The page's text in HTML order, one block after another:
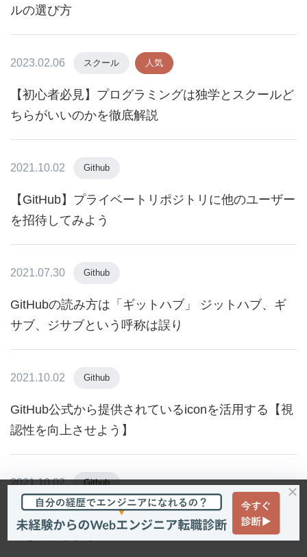
ルの選び方
2023.02.06 スクール 人気
【初心者必見】プログラミングは独学とスクールど
ちらがいいのかを徹底解説
2021.10.02 Github
【GitHub】プライベートリポジトリに他のユーザー
を招待してみよう
2021.07.30 Github
GitHubの読み方は「ギットハブ」 ジットハブ、ギ
サブ、ジサブという呼称は誤り
2021.10.02 Github
GitHub公式から提供されているiconを活用する【視
認性を向上させよう】
2021.10.02 Github
【GitHub】READMEって使ってる？使い方と書き
方を確認しよう